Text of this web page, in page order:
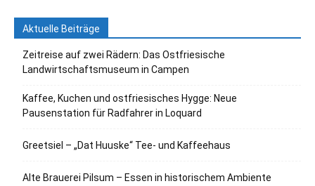
Aktuelle Beiträge
Zeitreise auf zwei Rädern: Das Ostfriesische
Landwirtschaftsmuseum in Campen
Kaffee, Kuchen und ostfriesisches Hygge: Neue
Pausenstation für Radfahrer in Loquard
Greetsiel – „Dat Huuske“ Tee- und Kaffeehaus
Alte Brauerei Pilsum – Essen in historischem Ambiente